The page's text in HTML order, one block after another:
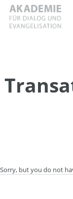
Skip
content
Sorry, but you do not